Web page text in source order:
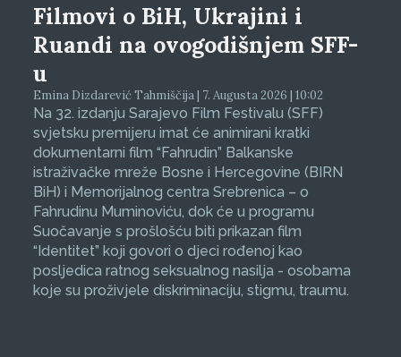
Filmovi o BiH, Ukrajini i
Ruandi na ovogodišnjem SFF-
u
Emina Dizdarević Tahmiščija | 7. Augusta 2026 | 10:02
Na 32. izdanju Sarajevo Film Festivalu (SFF)
svjetsku premijeru imat će animirani kratki
dokumentarni film “Fahrudin” Balkanske
istraživačke mreže Bosne i Hercegovine (BIRN
BiH) i Memorijalnog centra Srebrenica – o
Fahrudinu Muminoviću, dok će u programu
Suočavanje s prošlošću biti prikazan film
“Identitet” koji govori o djeci rođenoj kao
posljedica ratnog seksualnog nasilja - osobama
koje su proživjele diskriminaciju, stigmu, traumu.